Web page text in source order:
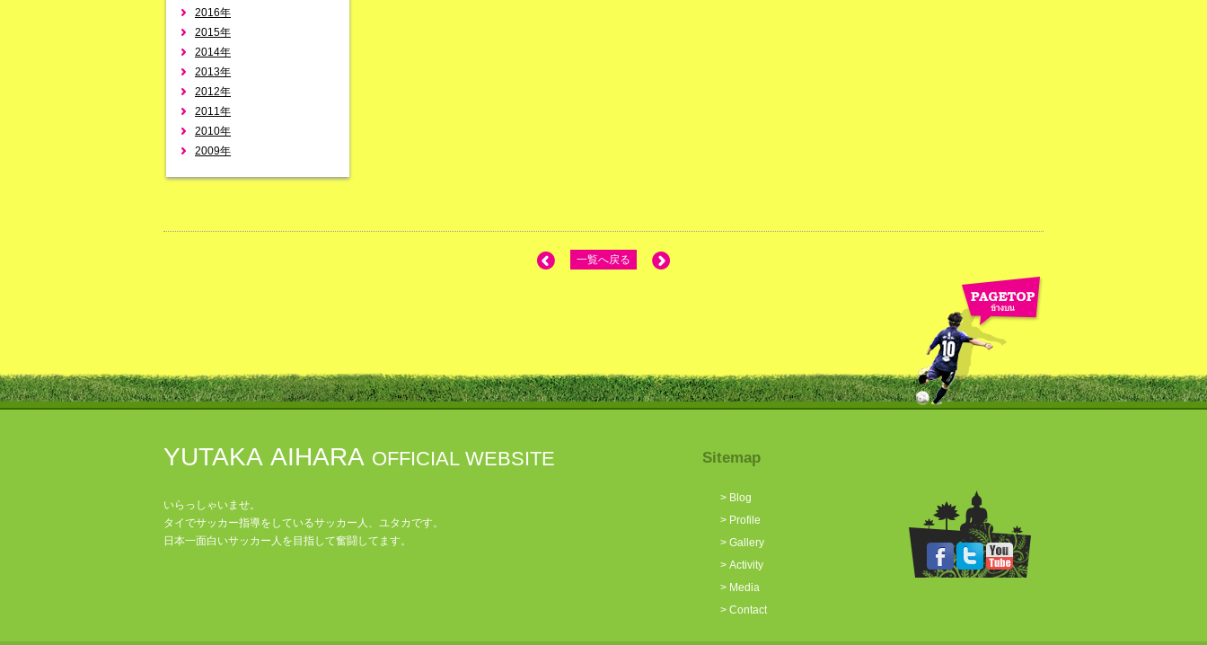
2016年
2015年
2014年
2013年
2012年
2011年
2010年
2009年
一覧へ戻る
YUTAKA AIHARA OFFICIAL WEBSITE
いらっしゃいませ。
タイでサッカー指導をしているサッカー人、ユタカです。
日本一面白いサッカー人を目指して奮闘してます。
Sitemap
> Blog
> Profile
> Gallery
> Activity
> Media
> Contact